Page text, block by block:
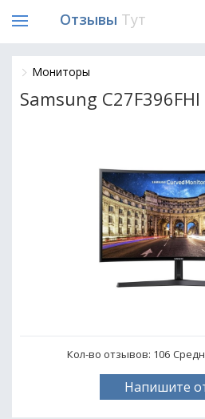
Отзывы Тут
Мониторы
Samsung C27F396FHI
Кол-во отзывов: 106
Напишите